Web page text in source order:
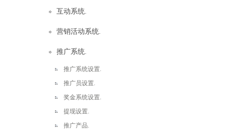
互动系统.
营销活动系统.
推广系统.
推广系统设置.
推广员设置.
奖金系统设置.
提现设置.
推广产品.